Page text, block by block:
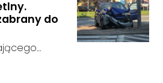
Dino, do
się
do
doszło w